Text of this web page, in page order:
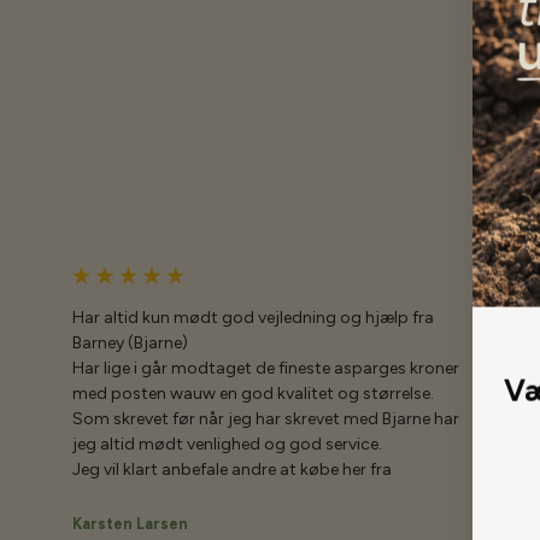
Har altid kun mødt god vejledning og hjælp fra
Barney (Bjarne)
Har lige i går modtaget de fineste asparges kroner
med posten wauw en god kvalitet og størrelse.
Som skrevet før når jeg har skrevet med Bjarne har
jeg altid mødt venlighed og god service.
Jeg vil klart anbefale andre at købe her fra
Karsten Larsen